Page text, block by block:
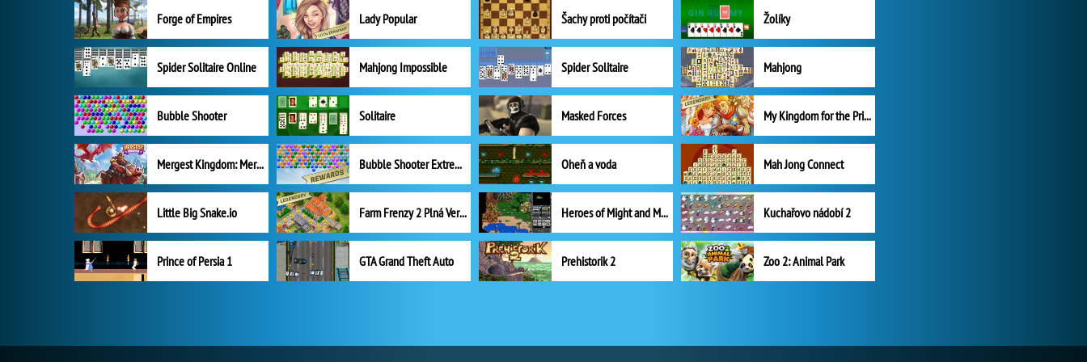
Forge of Empires Lady Popular Šachy proti počítači Žolíky
Spider Solitaire Online Mahjong Impossible Spider Solitaire Mahjong
Bubble Shooter Solitaire Masked Forces My Kingdom for the Princess Plná verze
Mergest Kingdom: Merge Puzzle Bubble Shooter Extreme Oheň a voda Mah Jong Connect
Little Big Snake.io Farm Frenzy 2 Plná Verze Heroes of Might and Magic II Kuchařovo nádobí 2
Prince of Persia 1 GTA Grand Theft Auto Prehistorik 2 Zoo 2: Animal Park